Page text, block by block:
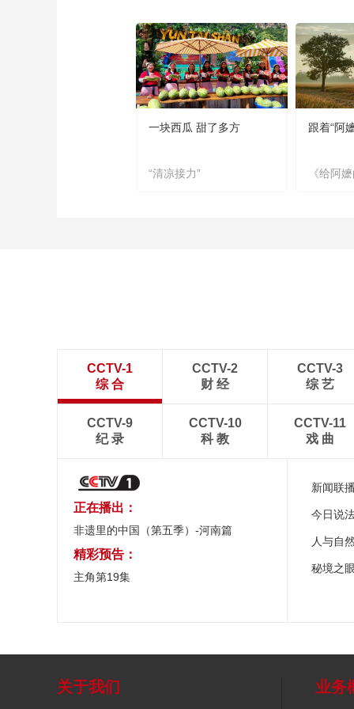
一块西瓜 甜了多方
“清凉接力”
跟着“阿
《给阿
CCTV-1
综 合
CCTV-2
财 经
CCTV-3
综 艺
CCTV-9
纪 录
CCTV-10
科 教
CCTV-11
戏 曲
正在播出：
非遗里的中国（第五季）-河南篇
精彩预告：
主角第19集
新闻联
今日说
人与自
秘境之
关于我们 业务